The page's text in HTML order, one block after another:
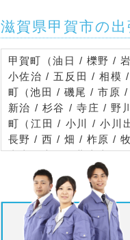
滋賀県甲賀市の
甲賀町（油日 / 櫟野 /
小佐治 / 五反田 / 相模
町（池田 / 磯尾 / 市原
新治 / 杉谷 / 寺庄 / 野
町（江田 / 小川 / 小川
長野 / 西 / 畑 / 柞原 /
青土 / 大野 / 北土山 /
山中） / 水口町（暁 /
丘 / 春日 / 嶬峨 / 北泉
三大寺 / 下山 / 松栄 /
西林口 / 日電 / 八光 /
水口 / 南林口 / 宮の前